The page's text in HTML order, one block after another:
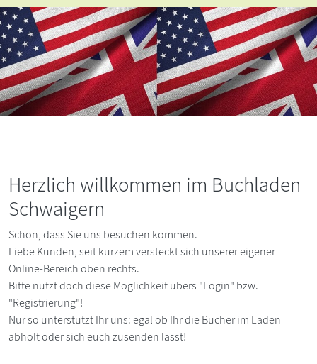
Sortiment zu
Zum
Herzlich willkommen im Buchladen
Schwaigern
Schön, dass Sie uns besuchen kommen.
Liebe Kunden, seit kurzem versteckt sich unserer eigener
Online-Bereich oben rechts.
Bitte nutzt doch diese Möglichkeit übers "Login" bzw.
"Registrierung"!
Nur so unterstützt Ihr uns: egal ob Ihr die Bücher im Laden
abholt oder sich euch zusenden lässt!